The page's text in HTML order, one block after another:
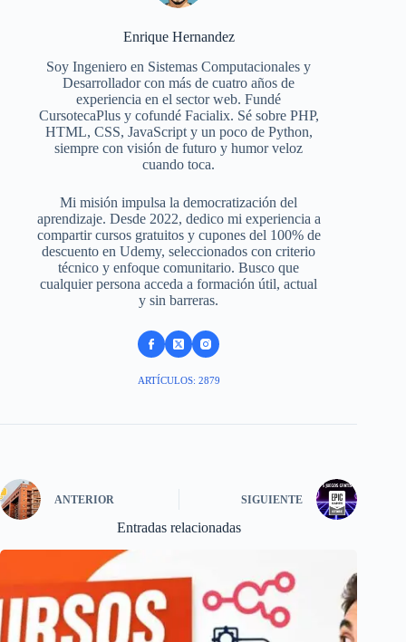
Enrique Hernandez
Soy Ingeniero en Sistemas Computacionales y
Desarrollador con más de cuatro años de
experiencia en el sector web. Fundé
CursotecaPlus y cofundé Facialix. Sé sobre PHP,
HTML, CSS, JavaScript y un poco de Python,
siempre con visión de futuro y humor veloz
cuando toca.
Mi misión impulsa la democratización del
aprendizaje. Desde 2022, dedico mi experiencia a
compartir cursos gratuitos y cupones del 100% de
descuento en Udemy, seleccionados con criterio
técnico y enfoque comunitario. Busco que
cualquier persona acceda a formación útil, actual
y sin barreras.
ARTÍCULOS: 2879
ANTERIOR SIGUIENTE
Entradas relacionadas